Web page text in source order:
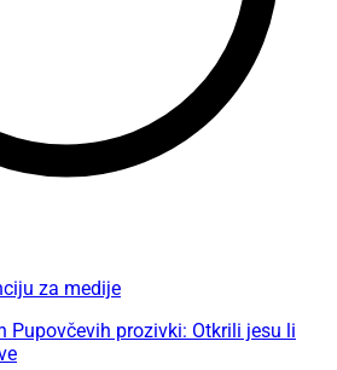
za medije
Pupovčevih prozivki: Otkrili jesu li